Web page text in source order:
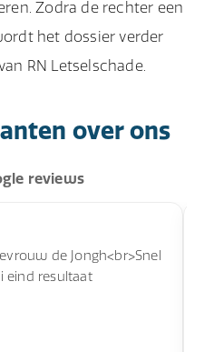
Zodra de rechter een
het dossier verder
RN Letselschade.
over ons
reviews
de Jongh<br>Snel
eind resultaat